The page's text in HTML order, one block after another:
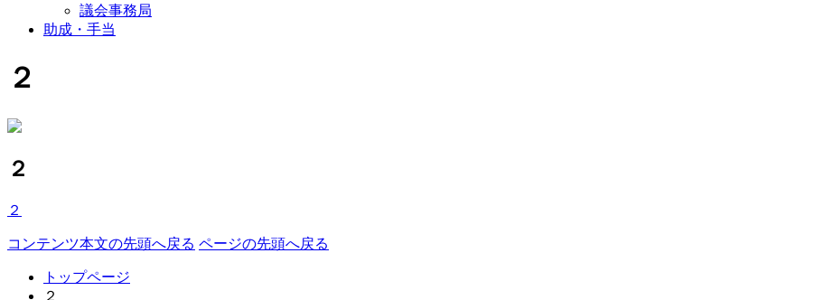
議会事務局
助成・手当
２
２
２
コンテンツ本文の先頭へ戻る ページの先頭へ戻る
トップページ
２